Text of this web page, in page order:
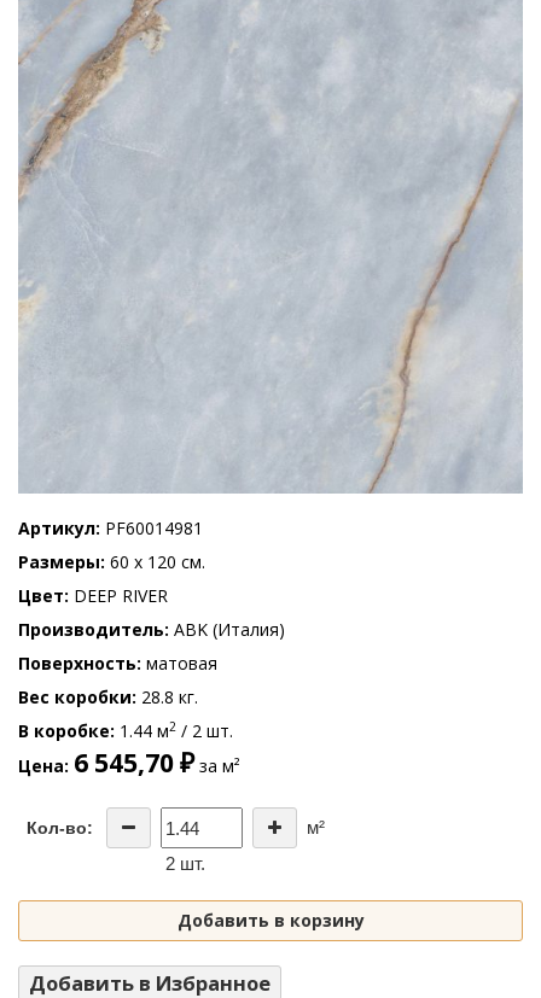
Артикул PF60014981
Размеры 60 x 120 см.
Цвет DEEP RIVER
Производитель ABK (Италия)
Поверхность матовая
Вес коробки 28.8 кг.
В коробке 1.44 м2 / 2 шт.
Цена 6 545,70 ₽за м²
Кол-во:
м²
2 шт.
Добавить в корзину
Добавить в Избранное